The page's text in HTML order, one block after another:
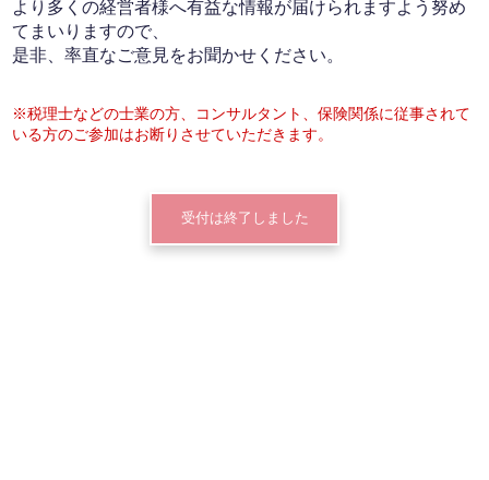
より多くの経営者様へ有益な情報が届けられますよう努め
てまいりますので、
是非、率直なご意見をお聞かせください。
※税理士などの士業の方、コンサルタント、保険関係に従事されて
いる方のご参加はお断りさせていただきます。
受付は終了しました